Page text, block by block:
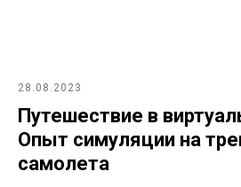
28.08.2023
Путешествие в
Опыт симуляции на
самолета